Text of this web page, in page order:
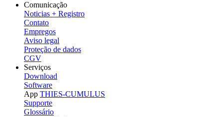
Comunicação
Noticias + Registro
Contato
Empregos
Aviso legal
Proteção de dados
CGV
Serviços
Download
Software
App THIES-CUMULUS
Supporte
Glossário